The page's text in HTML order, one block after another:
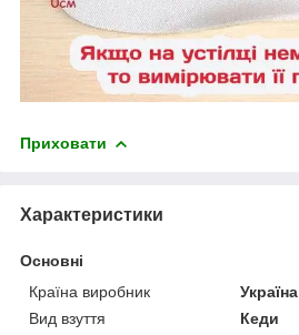
Приховати
Характеристики
Основні
Країна виробник
Україна
Вид взуття
Кеди